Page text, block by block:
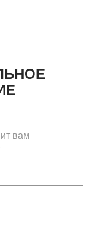
вам